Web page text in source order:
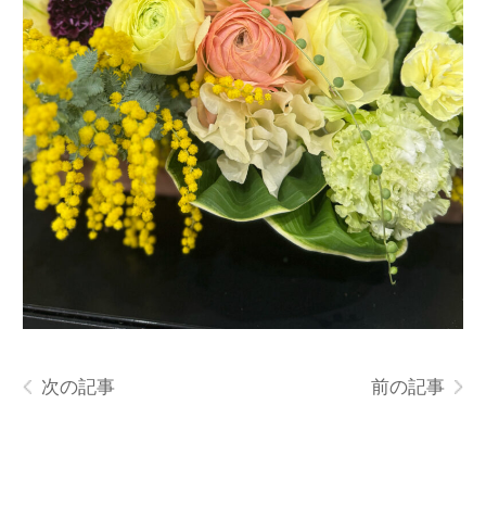
次の記事 前の記事